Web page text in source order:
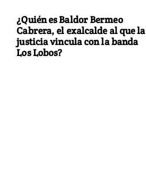
¿Quién es Baldor Bermeo
Cabrera, el exalcalde al que la
justicia vincula con la banda
Los Lobos?